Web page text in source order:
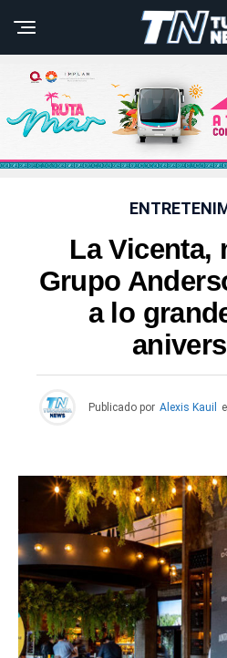
La Vicenta,
Grupo
a lo
Publicado por Alexis Kauil el